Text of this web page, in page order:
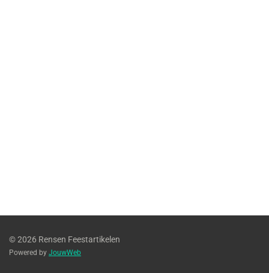
© 2026 Rensen Feestartikelen
Powered by JouwWeb